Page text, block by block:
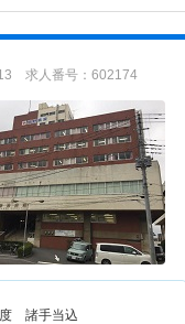
求人番号：602174
諸手当込